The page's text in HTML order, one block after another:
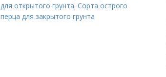
для открытого грунта. Сорта острого
перца для закрытого грунта